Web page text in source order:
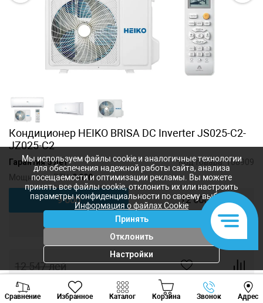
Кондиционер HEIKO BRISA DC Inverter JS025-С2-
JZ025-С2
Гарантия 5 лет Код товара:108909
Мощность, BTU:9 000
9 000 12 000
12 547лей
7 528 лей
Сравнение Избранное Каталог Корзина Звонок Адрес
Viber Whatsapp
Мы используем файлы cookie и аналогичные технологии
для обеспечения надежной работы сайта, анализа
посещаемости и оптимизации рекламы. Вы можете
принять все файлы cookie, отклонить их или настроить
параметры конфиденциальности по своему выбору.
Информация о файлах Cookie
Принять
Отклонить
Настройки